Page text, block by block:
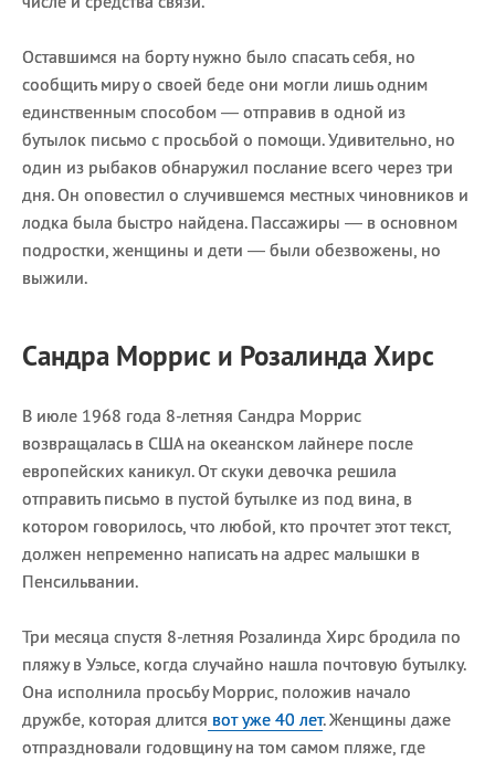
Оставшимся на борту нужно было спасать себя, но
сообщить миру о своей беде они могли лишь одним
единственным способом — отправив в одной из
бутылок письмо с просьбой о помощи. Удивительно, но
один из рыбаков обнаружил послание всего через три
дня. Он оповестил о случившемся местных чиновников и
лодка была быстро найдена. Пассажиры — в основном
подростки, женщины и дети — были обезвожены, но
выжили.
Сандра Моррис и Розалинда Хирс
В июле 1968 года 8-летняя Сандра Моррис
возвращалась в США на океанском лайнере после
европейских каникул. От скуки девочка решила
отправить письмо в пустой бутылке из под вина, в
котором говорилось, что любой, кто прочтет этот текст,
должен непременно написать на адрес малышки в
Пенсильвании.
Три месяца спустя 8-летняя Розалинда Хирс бродила по
пляжу в Уэльсе, когда случайно нашла почтовую бутылку.
Она исполнила просьбу Моррис, положив начало
дружбе, которая длится вот уже 40 лет. Женщины даже
отпраздновали годовщину на том самом пляже, где